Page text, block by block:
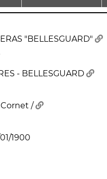
"BELLESGUARD"
- BELLESGUARD
/
1900